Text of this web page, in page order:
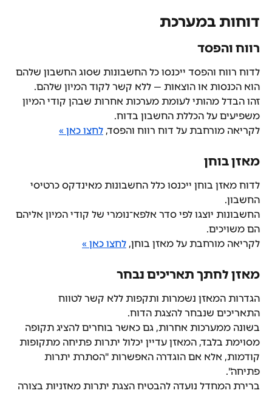
דוחות במערכת
רווח והפסד
לדוח רווח והפסד ייכנסו כל החשבונות שסוג החשבון שלהם
הוא הכנסות או הוצאות — ללא קשר לקוד המיון שלהם.
זהו הבדל מהותי לעומת מערכות אחרות שבהן קודי המיון
משפיעים על הכללת החשבון בדוח.
לקריאה מורחבת על דוח רווח והפסד, לחצו כאן »
מאזן בוחן
לדוח מאזן בוחן ייכנסו כלל החשבונות מאינדקס כרטיסי
החשבון.
החשבונות יוצגו לפי סדר אלפא־נומרי של קודי המיון אליהם
הם משויכים.
לקריאה מורחבת על מאזן בוחן, לחצו כאן »
מאזן לחתך תאריכים נבחר
הגדרות המאזן נשמרות ותקפות ללא קשר לטווח
התאריכים שנבחר להצגת הדוח.
בשונה ממערכות אחרות, גם כאשר בוחרים להציג תקופה
מסוימת בלבד, המאזן עדיין יכלול יתרות פתיחה מתקופות
קודמות, אלא אם הוגדרה האפשרות "הסתרת יתרות
פתיחה".
ברירת המחדל נועדה להבטיח הצגת יתרות מאזניות בצורה